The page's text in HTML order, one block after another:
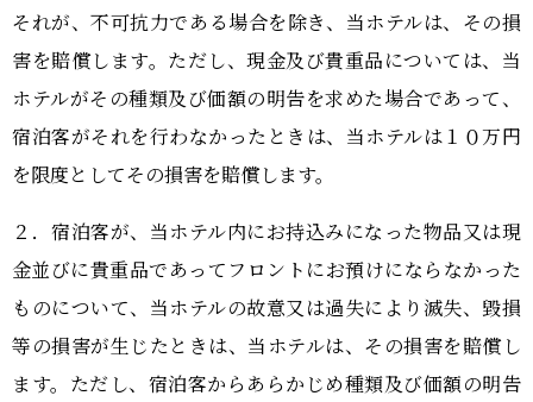
それが、不可抗力である場合を除き、当ホテルは、その損
害を賠償します。ただし、現金及び貴重品については、当
ホテルがその種類及び価額の明告を求めた場合であって、
宿泊客がそれを行わなかったときは、当ホテルは１０万円
を限度としてその損害を賠償します。
２．宿泊客が、当ホテル内にお持込みになった物品又は現
金並びに貴重品であってフロントにお預けにならなかった
ものについて、当ホテルの故意又は過失により滅失、毀損
等の損害が生じたときは、当ホテルは、その損害を賠償し
ます。ただし、宿泊客からあらかじめ種類及び価額の明告